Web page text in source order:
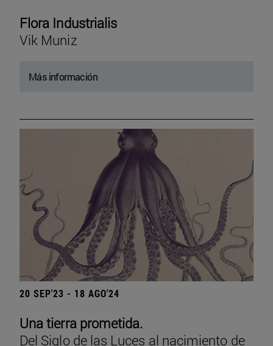
Flora Industrialis
Vik Muniz
Más información
20 SEP'23 - 18 AGO'24
Una tierra prometida.
Del Siglo de las Luces al nacimiento de